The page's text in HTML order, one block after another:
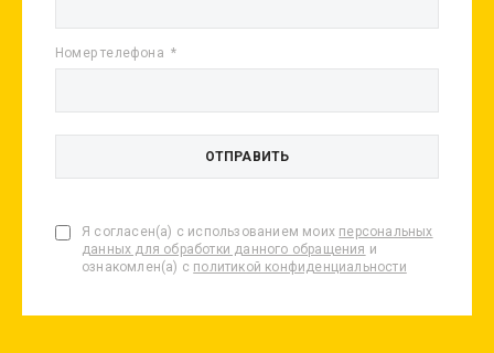
Номер телефона
Я согласен(а) с использованием моих персональных
данных для обработки данного обращения и
ознакомлен(а) с политикой конфиденциальности